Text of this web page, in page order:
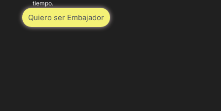
tiempo.
Quiero ser Embajador